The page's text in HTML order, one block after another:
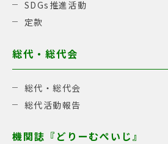
SDGs推進活動
定款
総代・総代会
総代・総代会
総代活動報告
機関誌『どりーむぺいじ』